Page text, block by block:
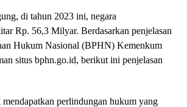
di tahun 2023 ini, negara
Rp. 56,3 Milyar. Berdasarkan penjelasan
Hukum Nasional (BPHN) Kemenkum
situs bphn.go.id, berikut ini penjelasan
mendapatkan perlindungan hukum yang